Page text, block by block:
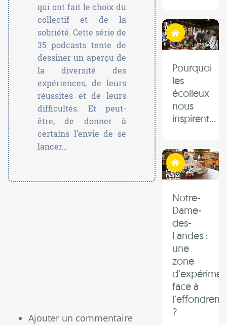
qui ont fait le choix du
collectif et de la
sobriété. Cette série de
35 podcasts tente de
dessiner un aperçu de
la diversité des
expériences, de leurs
réussites et de leurs
difficultés. Et peut-
être, de donner à
certains l’envie de se
lancer…
Habiter autrement
Pourquoi
les
écolieux
nous
inspirent...
Habiter autrement
Notre-
Dame-
des-
Landes :
une
zone
face à
?
Ajouter un commentaire